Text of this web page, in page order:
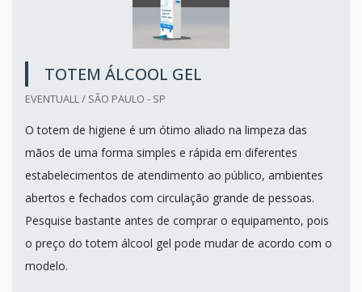
TOTEM ÁLCOOL GEL
EVENTUALL / SÃO PAULO - SP
O totem de higiene é um ótimo aliado na limpeza das
mãos de uma forma simples e rápida em diferentes
estabelecimentos de atendimento ao público, ambientes
abertos e fechados com circulação grande de pessoas.
Pesquise bastante antes de comprar o equipamento, pois
o preço do totem álcool gel pode mudar de acordo com o
modelo.